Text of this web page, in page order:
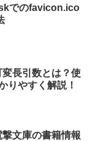
でのfavicon.ico
長引数とは？使
りやすく解説！
文庫の書籍情報